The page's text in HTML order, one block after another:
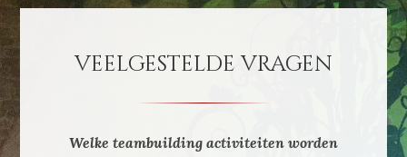
veelgestelde vragen
Welke teambuilding activiteiten worden